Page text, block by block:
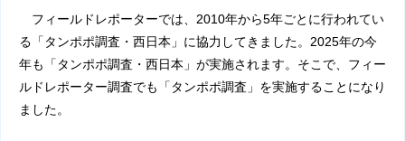
フィールドレポーターでは、 2010年から5年ごとに行われてい
る「タンポポ調査・西日本」に協力してきました。 2025年の今
年も「タンポポ調査・西日本」が実施されます。そこで、フィー
ルドレポーター調査でも「タンポポ調査」を実施することになり
ました。